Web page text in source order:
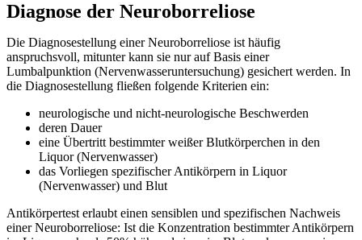
Diagnose der Neuroborreliose
Die Diagnosestellung einer Neuroborreliose ist häufig
anspruchsvoll, mitunter kann sie nur auf Basis einer
Lumbalpunktion (Nervenwasseruntersuchung) gesichert werden. In
die Diagnosestellung fließen folgende Kriterien ein:
neurologische und nicht-neurologische Beschwerden
deren Dauer
eine Übertritt bestimmter weißer Blutkörperchen in den
Liquor (Nervenwasser)
das Vorliegen spezifischer Antikörpern in Liquor
(Nervenwasser) und Blut
Antikörpertest erlaubt einen sensiblen und spezifischen Nachweis
einer Neuroborreliose: Ist die Konzentration bestimmter Antikörpern